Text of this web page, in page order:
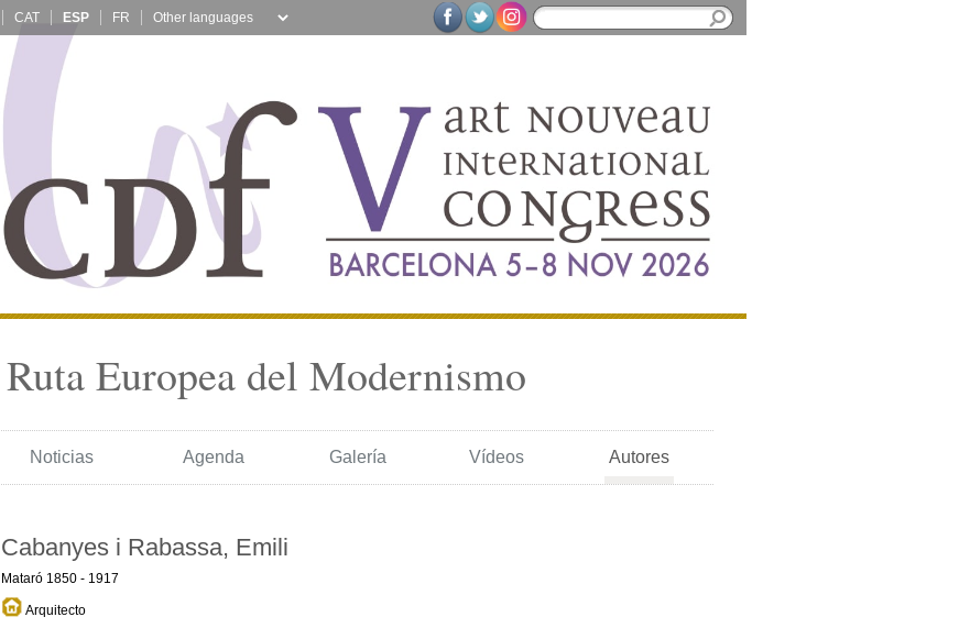
CAT ESP FR
Ruta Europea del Modernismo
Noticias Agenda Galería Vídeos Autores
Cabanyes i Rabassa, Emili
Mataró 1850 - 1917
Arquitecto